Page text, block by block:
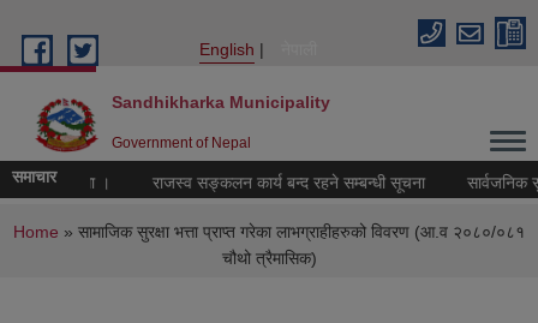
English
Sandhikharka Municipality
Government of Nepal
समाचार
सम्बन्धमा । राजस्व सङ्कलन कार्य बन्द रहने सम्बन्धी सूचना सार्वजनिक
You are here
Home » सामाजिक सुरक्षा भत्ता प्राप्त गरेका लाभग्राहीहरुको विवरण (आ.व २०८०/०८१
चौथो त्रैमासिक)